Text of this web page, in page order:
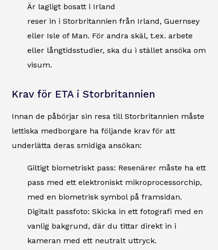
Är lagligt bosatt i Irland
reser in i Storbritannien från Irland, Guernsey
eller Isle of Man. För andra skäl, t.ex. arbete
eller långtidsstudier, ska du i stället ansöka om
visum.
Krav för ETA i Storbritannien
Innan de påbörjar sin resa till Storbritannien måste
lettiska medborgare ha följande krav för att
underlätta deras smidiga ansökan:
Giltigt biometriskt pass: Resenärer måste ha ett
pass med ett elektroniskt mikroprocessorchip,
med en biometrisk symbol på framsidan.
Digitalt passfoto: Skicka in ett fotografi med en
vanlig bakgrund, där du tittar direkt in i
kameran med ett neutralt uttryck.